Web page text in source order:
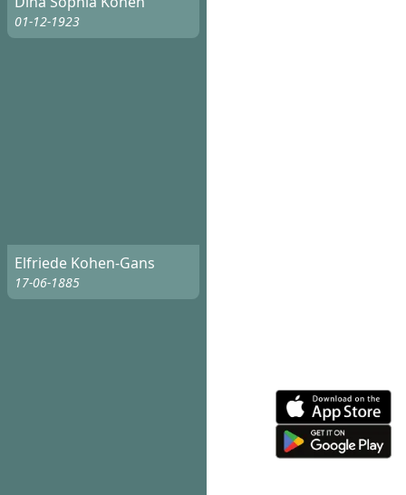
01-12-1923
Elfriede Kohen-Gans
17-06-1885